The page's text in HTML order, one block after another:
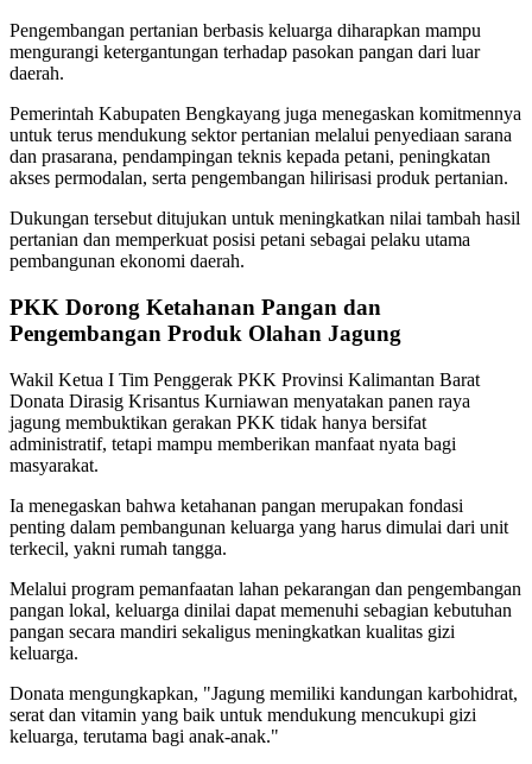
Pengembangan pertanian berbasis keluarga diharapkan mampu
mengurangi ketergantungan terhadap pasokan pangan dari luar
daerah.
Pemerintah Kabupaten Bengkayang juga menegaskan komitmennya
untuk terus mendukung sektor pertanian melalui penyediaan sarana
dan prasarana, pendampingan teknis kepada petani, peningkatan
akses permodalan, serta pengembangan hilirisasi produk pertanian.
Dukungan tersebut ditujukan untuk meningkatkan nilai tambah hasil
pertanian dan memperkuat posisi petani sebagai pelaku utama
pembangunan ekonomi daerah.
PKK Dorong Ketahanan Pangan dan
Pengembangan Produk Olahan Jagung
Wakil Ketua I Tim Penggerak PKK Provinsi Kalimantan Barat
Donata Dirasig Krisantus Kurniawan menyatakan panen raya
jagung membuktikan gerakan PKK tidak hanya bersifat
administratif, tetapi mampu memberikan manfaat nyata bagi
masyarakat.
Ia menegaskan bahwa ketahanan pangan merupakan fondasi
penting dalam pembangunan keluarga yang harus dimulai dari unit
terkecil, yakni rumah tangga.
Melalui program pemanfaatan lahan pekarangan dan pengembangan
pangan lokal, keluarga dinilai dapat memenuhi sebagian kebutuhan
pangan secara mandiri sekaligus meningkatkan kualitas gizi
keluarga.
Donata mengungkapkan, "Jagung memiliki kandungan karbohidrat,
serat dan vitamin yang baik untuk mendukung mencukupi gizi
keluarga, terutama bagi anak-anak."